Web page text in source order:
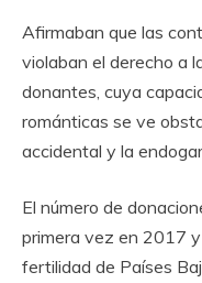
Afirmaban que las
violaban el derecho a
donantes, cuya
románticas se ve
accidental y la
El número de
primera vez en 2017
fertilidad de Países